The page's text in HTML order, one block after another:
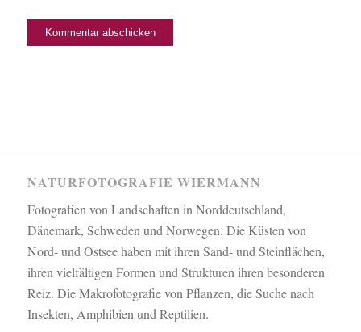
NATURFOTOGRAFIE WIERMANN
Fotografien von Landschaften in Norddeutschland,
Dänemark, Schweden und Norwegen. Die Küsten von
Nord- und Ostsee haben mit ihren Sand- und Steinflächen,
ihren vielfältigen Formen und Strukturen ihren besonderen
Reiz. Die Makrofotografie von Pflanzen, die Suche nach
Insekten, Amphibien und Reptilien.